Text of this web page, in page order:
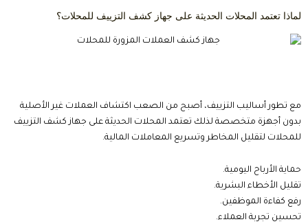
لماذا تعتمد المحلات الحديثة على جهاز كشف التزييف للمحلات؟
مع تطور أساليب التزييف، أصبح من الصعب اكتشاف العملات غير الأصلية
بدون أجهزة متخصصة لذلك تعتمد المحلات الحديثة على جهاز كشف التزييف
للمحلات لتقليل المخاطر وتسريع المعاملات المالية.
حماية الأرباح اليومية.
تقليل الأخطاء البشرية.
رفع كفاءة الموظفين.
تحسين تجربة العملاء.